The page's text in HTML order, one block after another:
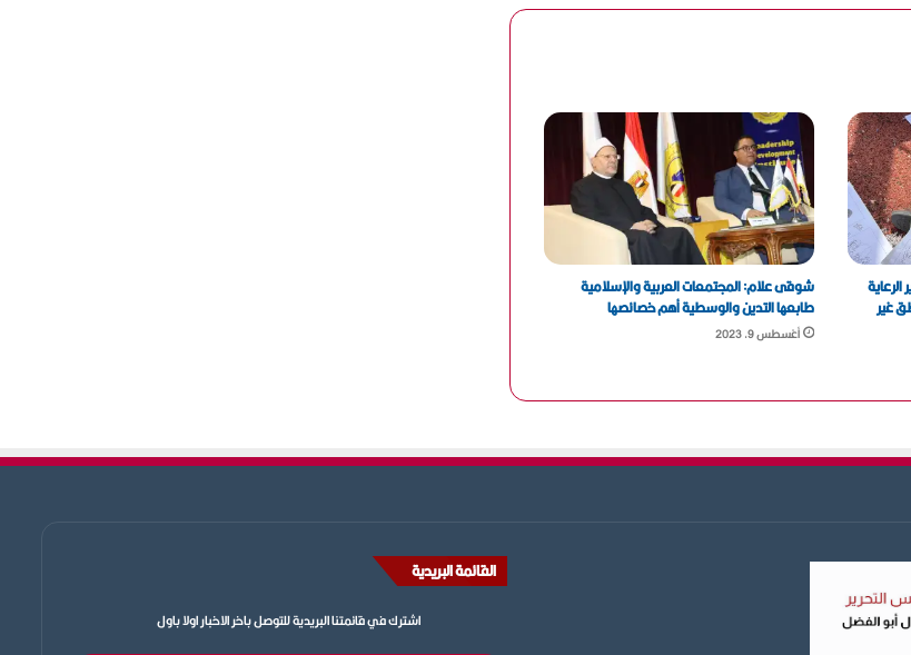
غير
شوقى علام: المجتمعات العربية والإسلامية
طابعها التدين والوسطية أهم خصائصها
أغسطس 9, 2023
القائمة البريدية
اشترك في قائمتنا البريدية للتوصل باخر الاخبار اولا باول